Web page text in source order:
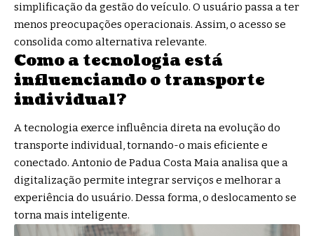
simplificação da gestão do veículo. O usuário passa a ter
menos preocupações operacionais. Assim, o acesso se
consolida como alternativa relevante.
Como a tecnologia está
influenciando o transporte
individual?
A tecnologia exerce influência direta na evolução do
transporte individual, tornando-o mais eficiente e
conectado. Antonio de Padua Costa Maia analisa que a
digitalização permite integrar serviços e melhorar a
experiência do usuário. Dessa forma, o deslocamento se
torna mais inteligente.